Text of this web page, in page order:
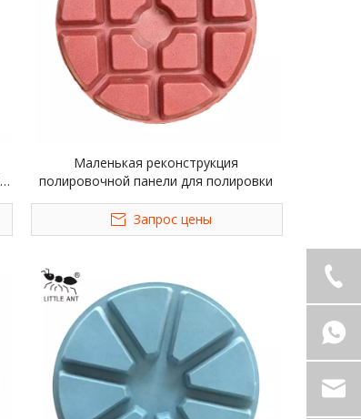
Маленькая реконструкция
полировочной панели для полировки
Запрос цены